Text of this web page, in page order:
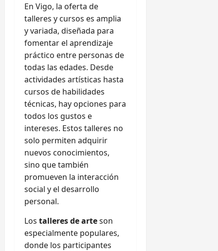
En Vigo, la oferta de
talleres y cursos es amplia
y variada, diseñada para
fomentar el aprendizaje
práctico entre personas de
todas las edades. Desde
actividades artísticas hasta
cursos de habilidades
técnicas, hay opciones para
todos los gustos e
intereses. Estos talleres no
solo permiten adquirir
nuevos conocimientos,
sino que también
promueven la interacción
social y el desarrollo
personal.
Los talleres de arteson
especialmente populares,
donde los participantes